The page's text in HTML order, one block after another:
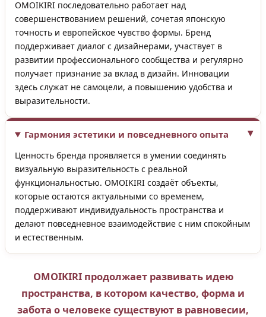
OMOIKIRI последовательно работает над
совершенствованием решений, сочетая японскую
точность и европейское чувство формы. Бренд
поддерживает диалог с дизайнерами, участвует в
развитии профессионального сообщества и регулярно
получает признание за вклад в дизайн. Инновации
здесь служат не самоцели, а повышению удобства и
выразительности.
Гармония эстетики и повседневного опыта
Ценность бренда проявляется в умении соединять
визуальную выразительность с реальной
функциональностью. OMOIKIRI создаёт объекты,
которые остаются актуальными со временем,
поддерживают индивидуальность пространства и
делают повседневное взаимодействие с ним спокойным
и естественным.
OMOIKIRI продолжает развивать идею
пространства, в котором качество, форма и
забота о человеке существуют в равновесии,